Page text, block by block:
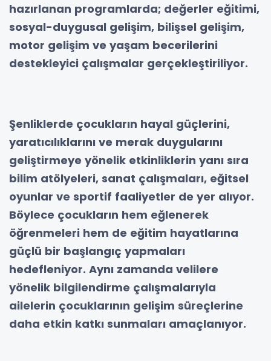
hazırlanan programlarda; değerler eğitimi,
sosyal-duygusal gelişim, bilişsel gelişim,
motor gelişim ve yaşam becerilerini
destekleyici çalışmalar gerçekleştiriliyor.
Şenliklerde çocukların hayal güçlerini,
yaratıcılıklarını ve merak duygularını
geliştirmeye yönelik etkinliklerin yanı sıra
bilim atölyeleri, sanat çalışmaları, eğitsel
oyunlar ve sportif faaliyetler de yer alıyor.
Böylece çocukların hem eğlenerek
öğrenmeleri hem de eğitim hayatlarına
güçlü bir başlangıç yapmaları
hedefleniyor. Aynı zamanda velilere
yönelik bilgilendirme çalışmalarıyla
ailelerin çocuklarının gelişim süreçlerine
daha etkin katkı sunmaları amaçlanıyor.